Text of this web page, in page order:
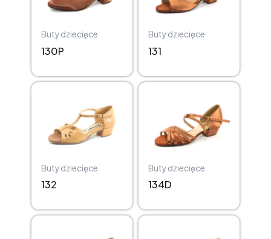
Buty dziecięce
130P
Buty dziecięce
131
Buty dziecięce
132
Buty dziecięce
134D